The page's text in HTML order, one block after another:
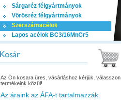
Sárgaréz félgyártmányok
Vörösréz félgyártmányok
Szerszámacélok
Lapos acélok BC3/16MnCr5
Az Ön kosara üres, vásárláshoz kérjük, válasszon
termékeink közül!
Az áraink az ÁFA-t tartalmazzák.